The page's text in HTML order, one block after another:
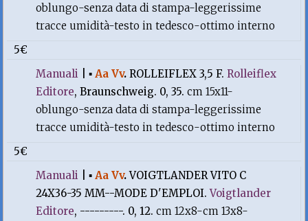
oblungo-senza data di stampa-leggerissime
tracce umidità-testo in tedesco-ottimo interno
5€
Manuali |▪Aa Vv.ROLLEIFLEX 3,5 F.Rolleiflex
Editore, Braunschweig. 0, 35.cm 15x11-
oblungo-senza data di stampa-leggerissime
tracce umidità-testo in tedesco-ottimo interno
5€
Manuali |▪Aa Vv.VOIGTLANDER VITO C
24X36-35 MM--MODE D'EMPLOI.Voigtlander
Editore, ---------. 0, 12.cm 12x8-cm 13x8-